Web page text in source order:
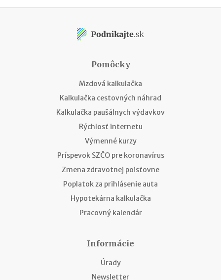
Pomôcky
Mzdová kalkulačka
Kalkulačka cestovných náhrad
Kalkulačka paušálnych výdavkov
Rýchlosť internetu
Výmenné kurzy
Príspevok SZČO pre koronavírus
Zmena zdravotnej poisťovne
Poplatok za prihlásenie auta
Hypotekárna kalkulačka
Pracovný kalendár
Informácie
Úrady
Newsletter